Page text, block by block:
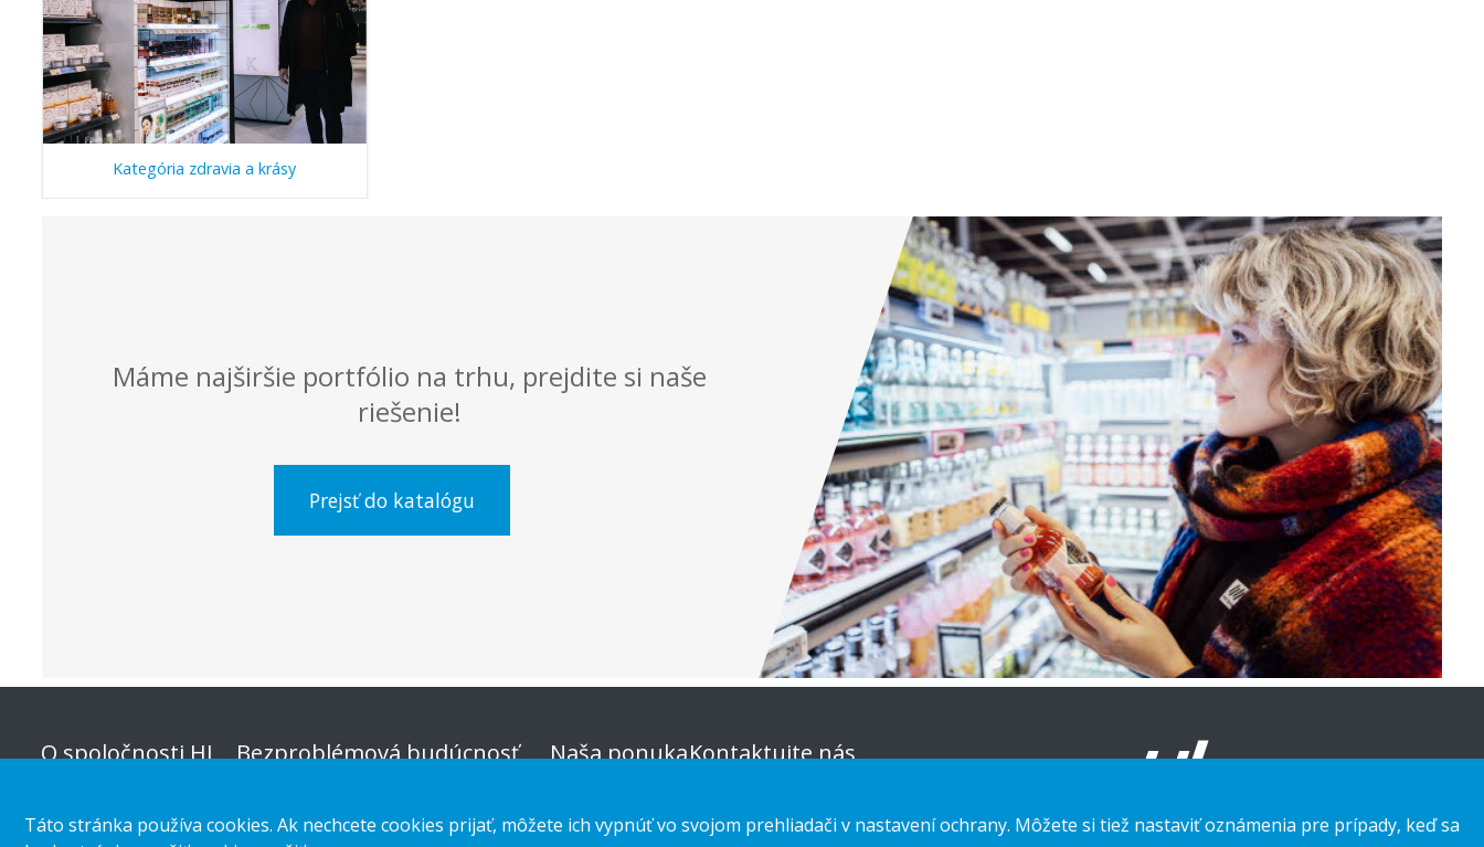
Kategória zdravia a krásy
Máme najširšie portfólio na trhu, prejdite si naše
riešenie!
Prejsť do katalógu
O spoločnosti HL
Organizácia a vedenie
Bezproblémová budúcnosť
Kategórie obchodu
Naša ponuka
voľba
Kontaktujte nás
Vyhlásenie o ochrane osobných
údajov
Táto stránka používa cookies. Ak nechcete cookies prijať, môžete ich vypnúť vo svojom prehliadači v nastavení ochrany. Môžete si tiež nastaviť oznámenia pre prípady, keď sa